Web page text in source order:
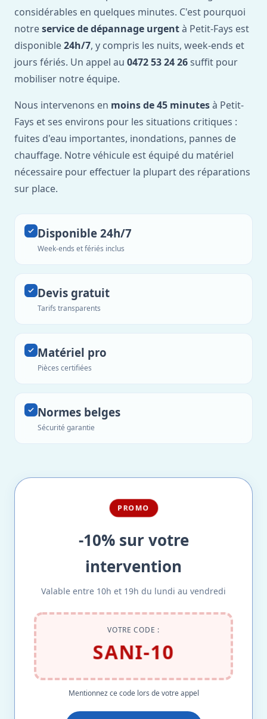
considérables en quelques minutes. C'est pourquoi
notreservice de dépannage urgentà Petit-Fays est
disponible24h/7, y compris les nuits, week-ends et
jours fériés. Un appel au 0472 53 24 26 suffit pour
mobiliser notre équipe.
Nous intervenons en moins de 45 minutesà Petit-
Fays et ses environs pour les situations critiques :
fuites d'eau importantes, inondations, pannes de
chauffage. Notre véhicule est équipé du matériel
nécessaire pour effectuer la plupart des réparations
sur place.
Disponible 24h/7
Week-ends et fériés inclus
Devis gratuit
Tarifs transparents
Matériel pro
Pièces certifiées
Normes belges
Sécurité garantie
PROMO
-10% sur votre
intervention
Valable entre 10h et 19h du lundi au vendredi
VOTRE CODE :
SANI-10
Mentionnez ce code lors de votre appel